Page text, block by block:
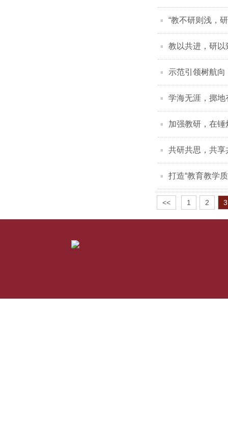
“教不研则浅，
教以共进，研
示范引领树航
学海无涯，掷地
加强教研，在
共研共思，共
打造“教育教学
<< 1 2 3